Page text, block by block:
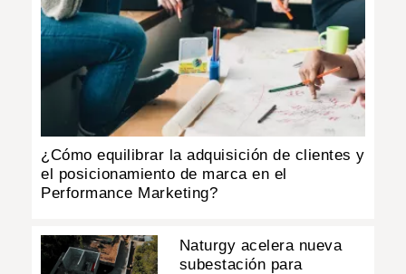
¿Cómo equilibrar la adquisición de clientes y
el posicionamiento de marca en el
Performance Marketing?
Naturgy acelera nueva
subestación para